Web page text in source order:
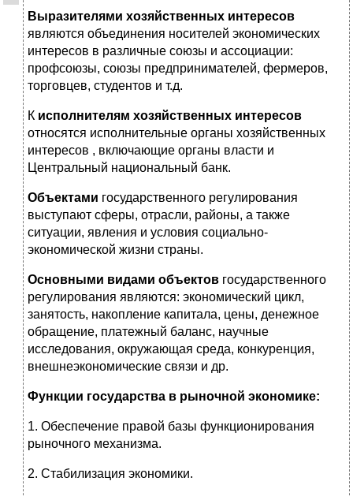
Выразителями хозяйственных интересов
являются объединения носителей экономических
интересов в различные союзы и ассоциации:
профсоюзы, союзы предпринимателей, фермеров,
торговцев, студентов и т.д.
К исполнителям хозяйственных интересов
относятся исполнительные органы хозяйственных
интересов , включающие органы власти и
Центральный национальный банк.
Объектами государственного регулирования
выступают сферы, отрасли, районы, а также
ситуации, явления и условия социально-
экономической жизни страны.
Основными видами объектов государственного
регулирования являются: экономический цикл,
занятость, накопление капитала, цены, денежное
обращение, платежный баланс, научные
исследования, окружающая среда, конкуренция,
внешнеэкономические связи и др.
Функции государства в рыночной экономике:
1. Обеспечение правой базы функционирования
рыночного механизма.
2. Стабилизация экономики.